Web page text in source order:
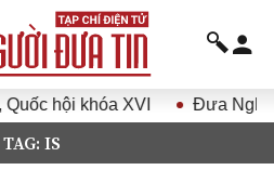
Đưa Nghị quyết Đại hội Đảng XIV
TAG: IS